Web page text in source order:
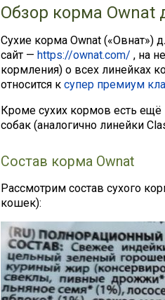
Обзор корма Ownat
Сухие корма Ownat («Овнат»)
сайт — https://ownat.com/ , на
кормления) о всех линейках
относится к супер премиум
Кроме сухих кормов есть
собак (аналогично линейки
Состав корма Ownat
Рассмотрим состав сухого
кошек):